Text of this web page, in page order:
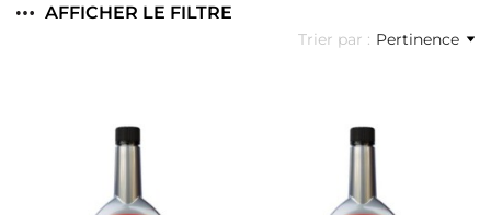
Trier par : Pertinence
AFFICHER LE FILTRE